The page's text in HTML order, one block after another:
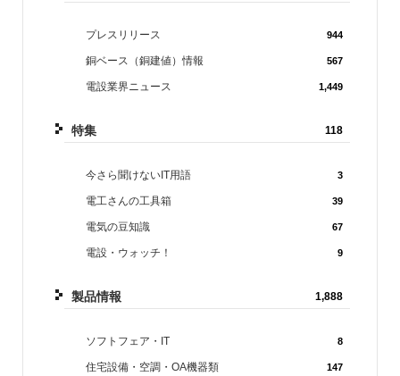
プレスリリース 944
銅ベース（銅建値）情報 567
電設業界ニュース 1,449
特集 118
今さら聞けないIT用語 3
電工さんの工具箱 39
電気の豆知識 67
電設・ウォッチ！ 9
製品情報 1,888
ソフトフェア・IT 8
住宅設備・空調・OA機器類 147